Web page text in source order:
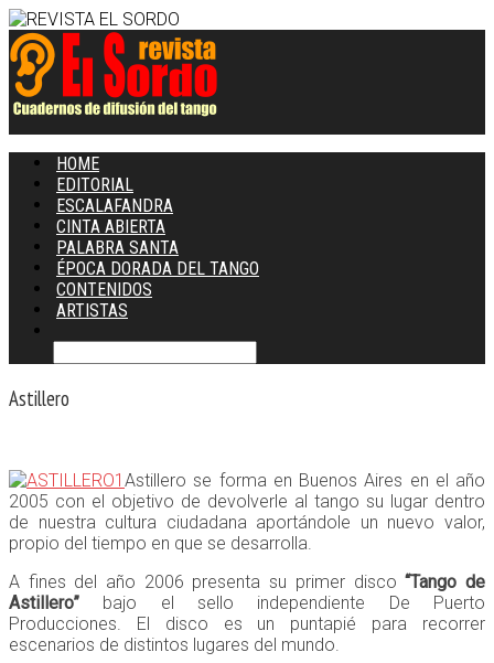
HOME
EDITORIAL
ESCALAFANDRA
CINTA ABIERTA
PALABRA SANTA
ÉPOCA DORADA DEL TANGO
CONTENIDOS
ARTISTAS
Astillero
Astillero se forma en Buenos Aires en el año
2005 con el objetivo de devolverle al tango su lugar dentro
de nuestra cultura ciudadana aportándole un nuevo valor,
propio del tiempo en que se desarrolla.
A fines del año 2006 presenta su primer disco“Tango de
Astillero” bajo el sello independiente De Puerto
Producciones. El disco es un puntapié para recorrer
escenarios de distintos lugares del mundo.